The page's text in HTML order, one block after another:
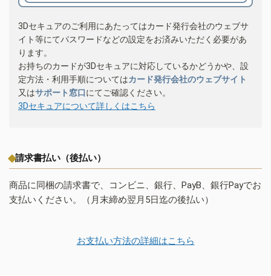
3Dセキュアのご利用にあたってはカード発行会社のウェブサ
イト等にてパスワードなどの設定をお済みいただく必要があ
ります。
お持ちのカードが3Dセキュアに対応しているかどうかや、設
定方法・利用手順についてはカード発行会社のウェブサイト
又はサポート窓口にてご確認ください。
3Dセキュアについて詳しくはこちら
請求書払い（後払い）
商品に同梱の請求書で、コンビニ、銀行、PayB、銀行Payでお
支払いください。（月末締め翌月5日迄の後払い）
お支払い方法の詳細はこちら